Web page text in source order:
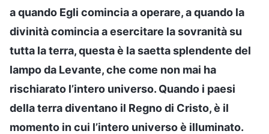
a quando Egli comincia a operare, a quando la
divinità comincia a esercitare la sovranità su
tutta la terra, questa è la saetta splendente del
lampo da Levante, che come non mai ha
rischiarato l’intero universo. Quando i paesi
della terra diventano il Regno di Cristo, è il
momento in cui l’intero universo è illuminato.